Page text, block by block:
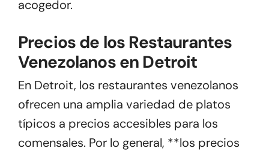
acogedor.
Precios de los Restaurantes
Venezolanos en Detroit
En Detroit, los restaurantes venezolanos
ofrecen una amplia variedad de platos
típicos a precios accesibles para los
comensales. Por lo general, **los precios